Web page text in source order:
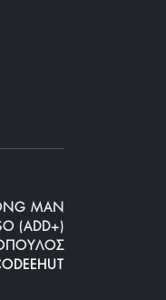
MAN
(ADD+)